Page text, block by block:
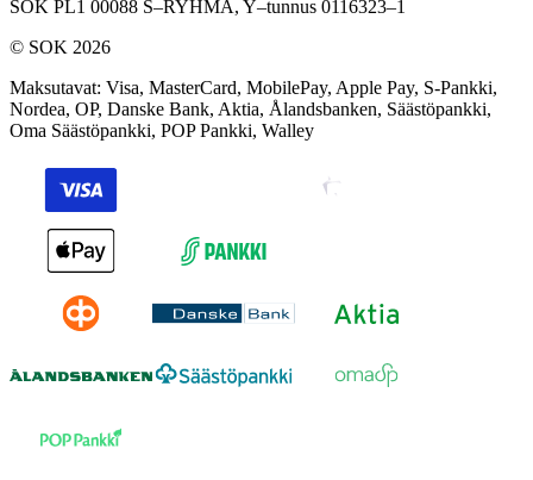
SOK PL1 00088 S–RYHMÄ, Y–tunnus 0116323–1
© SOK 2026
Maksutavat: Visa, MasterCard, MobilePay, Apple Pay, S-Pankki,
Nordea, OP, Danske Bank, Aktia, Ålandsbanken, Säästöpankki,
Oma Säästöpankki, POP Pankki, Walley